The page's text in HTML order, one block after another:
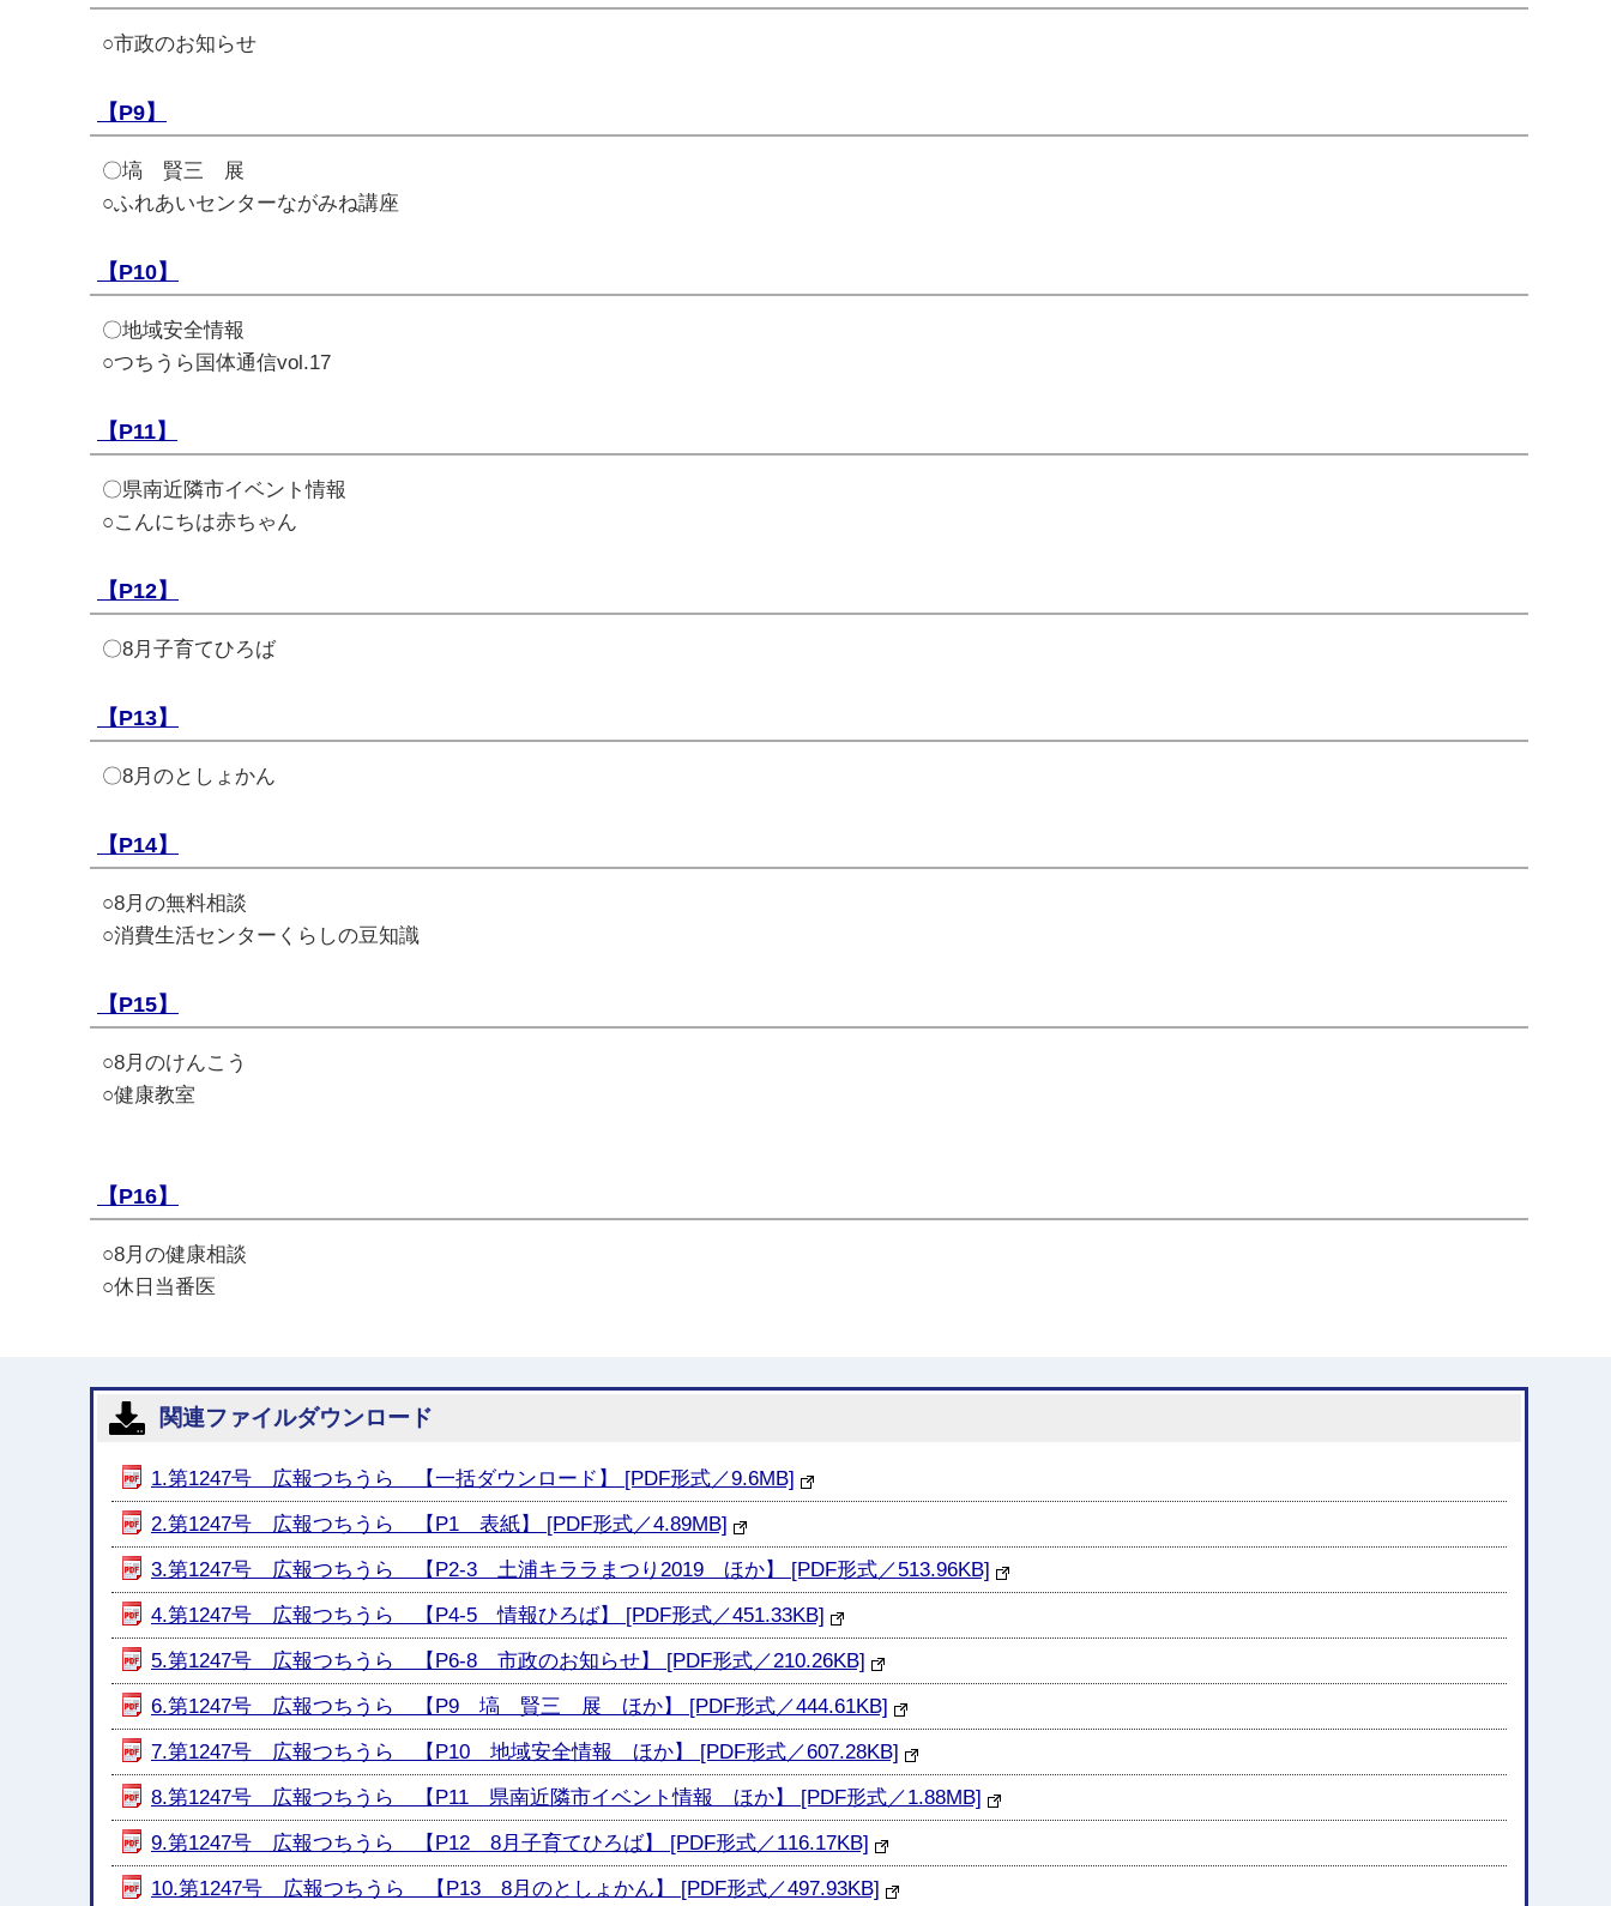
○市政のお知らせ
【P9】
〇塙 賢三 展
○ふれあいセンターながみね講座
【P10】
〇地域安全情報
○つちうら国体通信vol.17
【P11】
〇県南近隣市イベント情報
○こんにちは赤ちゃん
【P12】
〇8月子育てひろば
【P13】
〇8月のとしょかん
【P14】
○8月の無料相談
○消費生活センターくらしの豆知識
【P15】
○8月のけんこう
○健康教室
【P16】
○8月の健康相談
○休日当番医
関連ファイルダウンロード
1.第1247号 広報つちうら 【一括ダウンロード】 [PDF形式／9.6MB]
2.第1247号 広報つちうら 【P1 表紙】 [PDF形式／4.89MB]
3.第1247号 広報つちうら 【P2-3 土浦キララまつり2019 ほか】 [PDF形式／513.96KB]
4.第1247号 広報つちうら 【P4-5 情報ひろば】 [PDF形式／451.33KB]
5.第1247号 広報つちうら 【P6-8 市政のお知らせ】 [PDF形式／210.26KB]
6.第1247号 広報つちうら 【P9 塙 賢三 展 ほか】 [PDF形式／444.61KB]
7.第1247号 広報つちうら 【P10 地域安全情報 ほか】 [PDF形式／607.28KB]
8.第1247号 広報つちうら 【P11 県南近隣市イベント情報 ほか】 [PDF形式／1.88MB]
9.第1247号 広報つちうら 【P12 8月子育てひろば】 [PDF形式／116.17KB]
10.第1247号 広報つちうら 【P13 8月のとしょかん】 [PDF形式／497.93KB]